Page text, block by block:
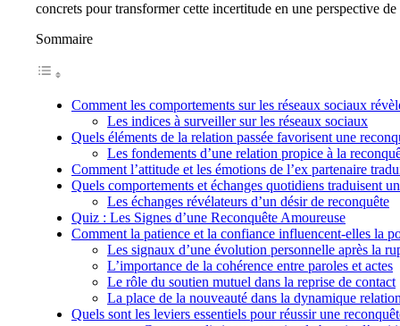
concrets pour transformer cette incertitude en une perspective de
Sommaire
Comment les comportements sur les réseaux sociaux
Les indices à surveiller sur les réseaux sociaux
Quels éléments de la relation passée favorisent une
Les fondements d’une relation propice à la
Comment l’attitude et les émotions de l’ex partenaire
Quels comportements et échanges quotidiens traduisent
Les échanges révélateurs d’un désir de reconquête
Quiz : Les Signes d’une Reconquête Amoureuse
Comment la patience et la confiance influencent-elles la
Les signaux d’une évolution personnelle après la
L’importance de la cohérence entre paroles et actes
Le rôle du soutien mutuel dans la reprise de contact
La place de la nouveauté dans la dynamique
Quels sont les leviers essentiels pour réussir une